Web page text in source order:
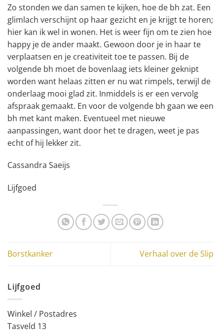
Zo stonden we dan samen te kijken, hoe de bh zat. Een
glimlach verschijnt op haar gezicht en je krijgt te horen;
hier kan ik wel in wonen. Het is weer fijn om te zien hoe
happy je de ander maakt. Gewoon door je in haar te
verplaatsen en je creativiteit toe te passen. Bij de
volgende bh moet de bovenlaag iets kleiner geknipt
worden want helaas zitten er nu wat rimpels, terwijl de
onderlaag mooi glad zit. Inmiddels is er een vervolg
afspraak gemaakt. En voor de volgende bh gaan we een
bh met kant maken. Eventueel met nieuwe
aanpassingen, want door het te dragen, weet je pas
echt of hij lekker zit.
Cassandra Saeijs
Lijfgoed
Borstkanker Verhaal over de Slip
Lijfgoed
Winkel / Postadres
Tasveld 13